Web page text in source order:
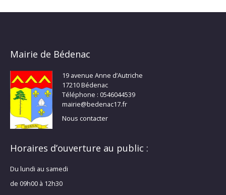
Mairie de Bédenac
19 avenue Anne d’Autriche
17210 Bédenac
Téléphone : 0546044539
mairie@bedenac17.fr
Nous contacter
Horaires d’ouverture au public :
Du lundi au samedi
de 09h00 à 12h30